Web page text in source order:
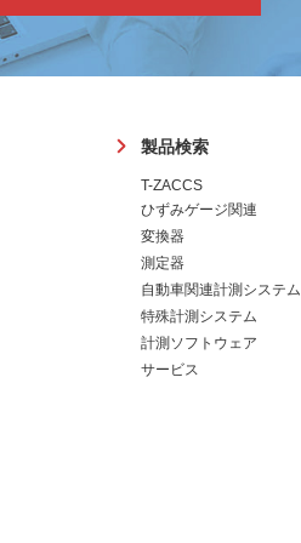
製品検索
T-ZACCS
ひずみゲージ関連
変換器
測定器
自動車関連計測システム
特殊計測システム
計測ソフトウェア
サービス